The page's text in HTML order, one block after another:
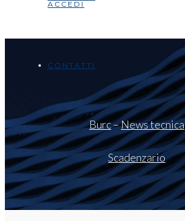
ACCEDI
CONTATTI
Burc–News tecnica
Scadenzario